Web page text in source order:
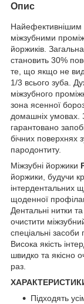
Опис
Найефективнішим
міжзубними
йоржиків.
становить 30%
те, що якщо не
1/3 всього зуба.
міжзубного
зона ясенної
домашніх умовах.
гарантовано
бічних поверхнях
пародонтиту.
Міжзубні йоржики
йоржики, будучи
інтердентальних
щоденної
Дентальні нитки
очистити
спеціальні засоби
Висока якість
швидко та якісно
раз.
Підходять